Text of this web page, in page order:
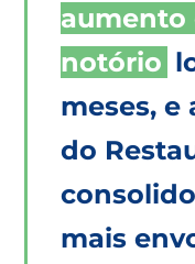
aumento
notório
meses, e
do
mais